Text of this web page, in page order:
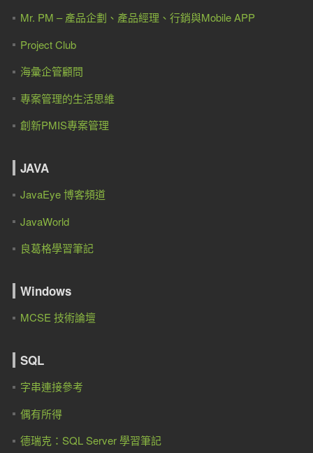
Mr. PM – 產品企劃、產品經理、行銷與Mobile APP
Project Club
海彙企管顧問
專案管理的生活思維
創新PMIS專案管理
JAVA
JavaEye 博客頻道
JavaWorld
良葛格學習筆記
Windows
MCSE 技術論壇
SQL
字串連接參考
偶有所得
德瑞克：SQL Server 學習筆記